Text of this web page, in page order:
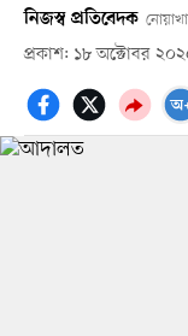
নিজস্ব প্রতিবেদক
প্রকাশ: ১৮ অক্টোবর